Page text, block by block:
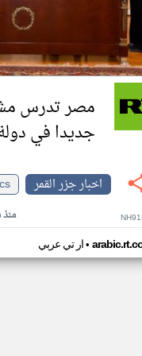
مصر تدرس
جديدا في
اخبار جزر القمر
ار تي عربي•